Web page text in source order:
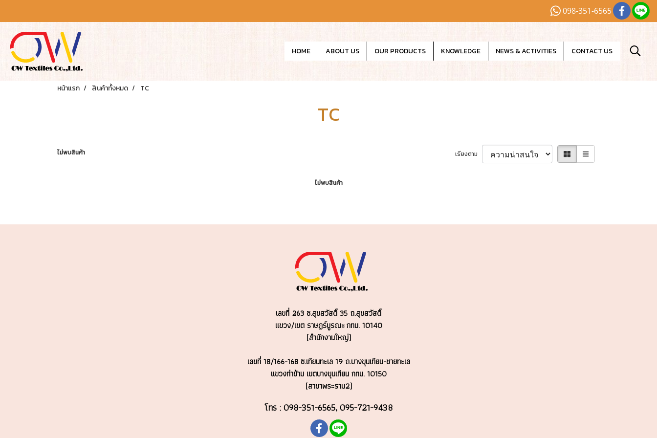
098-351-6565
HOME ABOUT US OUR PRODUCTS KNOWLEDGE NEWS & ACTIVITIES CONTACT US
หน้าแรก สินค้าทั้งหมด TC
TC
ไม่พบสินค้า เรียงตาม
ไม่พบสินค้า
เลขที่ 263 ซ.สุขสวัสดิ์ 35 ถ.สุขสวัสดิ์
แขวง/เขต ราษฏร์บูรณะกทม. 10140
(สำนักงานใหญ่)
เลขที่ 18/166-168 ซ.เทียนทะเล 19 ถ.บางขุนเทียน-ชายทะเล
แขวงท่าข้าม เขตบางขุนเทียน กทม. 10150
(สาขาพระราม2)
โทร : 098-351-6565, 095-721-9438